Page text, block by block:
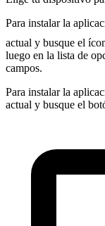
Para instalar la
actual y busque el
luego en la lista de
campos.
Para instalar la
actual y busque el